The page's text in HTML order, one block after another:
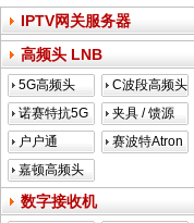
IPTV网关服务器
高频头 LNB
5G高频头
C波段高频头
诺赛特抗5G
夹具 / 馈源
户户通
赛波特Atron
嘉顿高频头
数字接收机